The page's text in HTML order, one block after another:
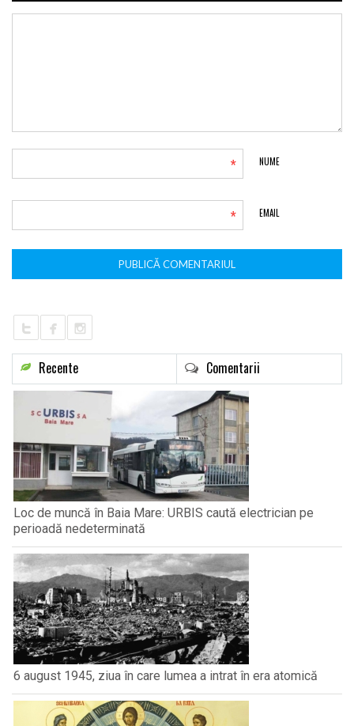
NUME
*
EMAIL
*
Recente Comentarii
Loc de muncă în Baia Mare: URBIS caută electrician pe
perioadă nedeterminată
6 august 1945, ziua în care lumea a intrat în era atomică